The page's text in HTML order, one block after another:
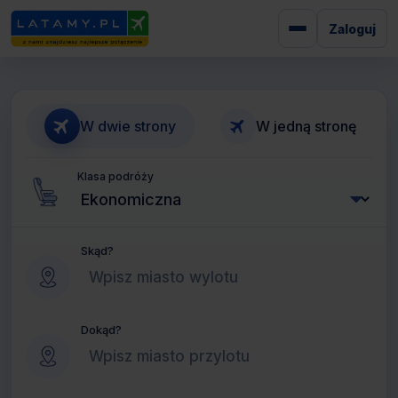
Zaloguj
W dwie strony W jedną stronę
Klasa podróży
Skąd?
Dokąd?